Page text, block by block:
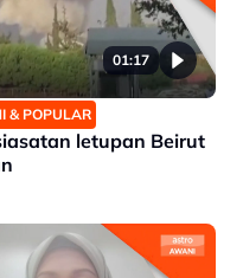
01:17
& POPULAR
letupan Beirut